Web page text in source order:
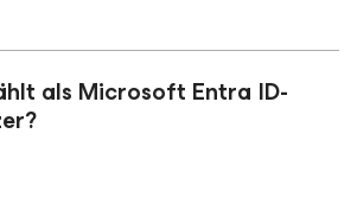
als Microsoft Entra ID-